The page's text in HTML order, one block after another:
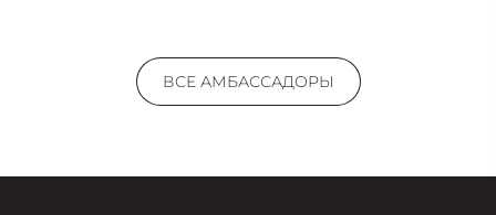
ВСЕ АМБАССАДОРЫ